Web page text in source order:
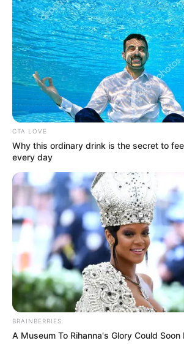
Fonte:Elo7
CTA LOVE
Why this ordinary drink is the secret to
every day
BRAINBERRIES
A Museum To Rihanna's Glory Could Soon